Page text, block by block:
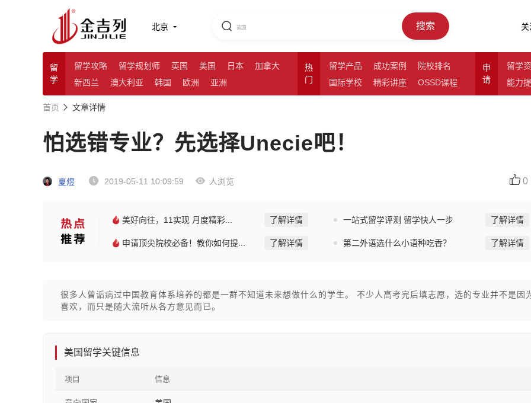
北京 搜索
留
学
留学攻略 留学规划师 英国 美国 日本
加拿大
新西兰
澳大利亚 韩国 欧洲 亚洲
热
门
留学产品 成功案例
院校排名
国际学校
精彩讲座 OSSD课程
申
请
留学
能力
首页 文章详情
怕选错专业？先选择Unecie吧！
夏煜 2019-05-11 10:09:59 人浏览 0
美好向往，11实现 月度精彩... 了解详情 一站式留学评测 留学快人一步 了解详情
申请顶尖院校必备！教你如何提... 了解详情 第二外语选什么小语种吃香？ 了解详情
很多人曾诟病过中国教育体系培养的都是一群不知道未来想做什么的学生。 不少人高考完后填志愿，选的专业并不是因
喜欢，而只是随大流听从各方意见而已。
美国留学关键信息
项目 信息